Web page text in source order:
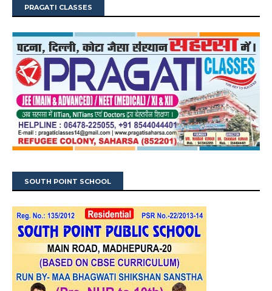
PRAGATI CLASSES
SOUTH POINT SCHOOL